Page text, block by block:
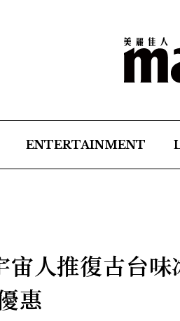
ENTERTAINMENT
宙人推復古台
惠